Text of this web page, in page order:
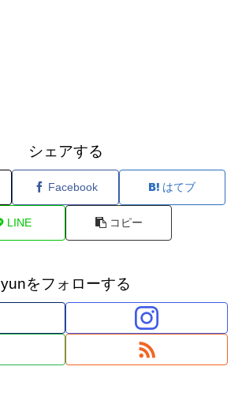
シェアする
Facebook はてブ
LINE コピー
yunをフォローする